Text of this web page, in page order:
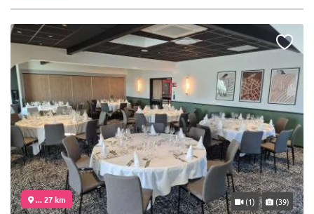
... 27 km (1) (39)